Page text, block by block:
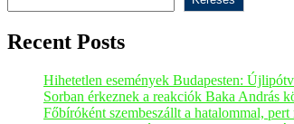
Recent Posts
Hihetetlen események Budapesten:
Sorban érkeznek a reakciók Baka András
Főbíróként szembeszállt a hatalommal,